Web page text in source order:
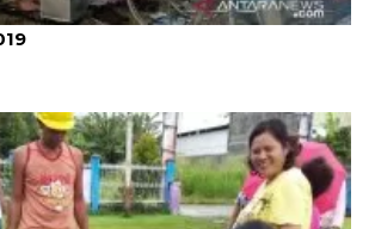
Islam di Bali kembali bersatu